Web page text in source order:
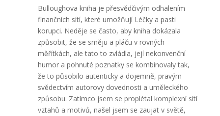
Bulloughova kniha je přesvědčivým odhalením
finančních sítí, které umožňují Léčky a pasti
korupci. Neděje se často, aby kniha dokázala
způsobit, že se směju a pláču v rovných
měřítkách, ale tato to zvládla, její nekonvenční
humor a pohnuté poznatky se kombinovaly tak,
že to působilo autenticky a dojemně, pravým
svědectvím autorovy dovednosti a uměleckého
způsobu. Zatímco jsem se proplétal komplexní sítí
vztahů a motivů, našel jsem se zaujat v světě,